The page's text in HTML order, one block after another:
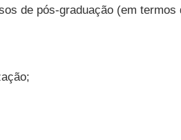
de pós-graduação (em